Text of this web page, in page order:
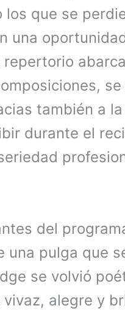
que se
una
repertorio
también a
durante el
del
una pulga que
se volvió
alegre y